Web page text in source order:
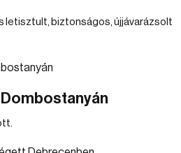
letisztult, biztonságos, újjávarázsolt